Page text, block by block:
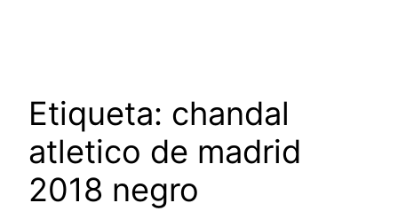
Etiqueta: chandal
atletico de madrid
2018 negro